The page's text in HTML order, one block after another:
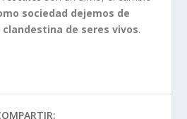
sociedad dejemos de
de seres vivos.